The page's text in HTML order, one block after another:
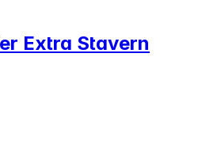
Extra Stavern